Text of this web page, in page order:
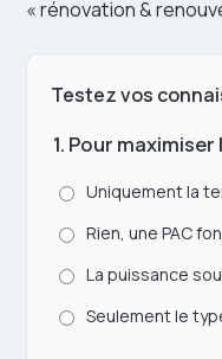
« rénovation &
Testez vos
1. Pour
Uniquement la
Rien, une PAC
La puissance
Seulement le